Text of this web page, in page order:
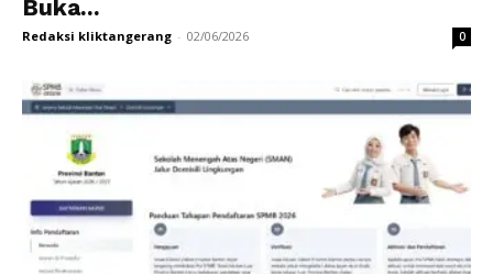
Buka...
Redaksi kliktangerang - 02/06/2026 0